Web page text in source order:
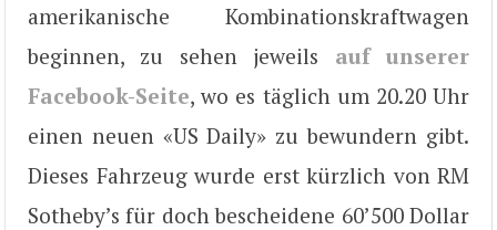
amerikanische Kombinationskraftwagen
beginnen, zu sehen jeweils auf unserer
Facebook-Seite, wo es täglich um 20.20 Uhr
einen neuen «US Daily» zu bewundern gibt.
Dieses Fahrzeug wurde erst kürzlich von RM
Sotheby’s für doch bescheidene 60’500 Dollar